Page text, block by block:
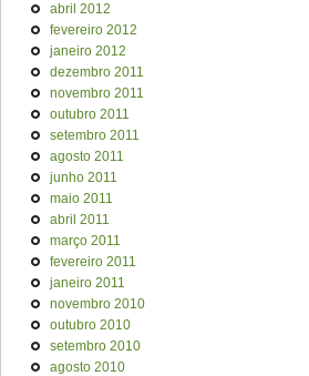
abril 2012
fevereiro 2012
janeiro 2012
dezembro 2011
novembro 2011
outubro 2011
setembro 2011
agosto 2011
junho 2011
maio 2011
abril 2011
março 2011
fevereiro 2011
janeiro 2011
novembro 2010
outubro 2010
setembro 2010
agosto 2010